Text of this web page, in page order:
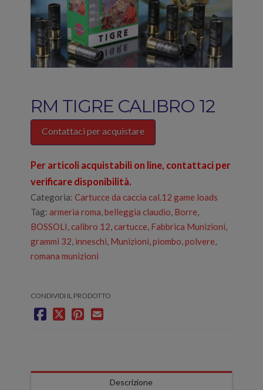
RM TIGRE CALIBRO 12
Contattaci per acquistare
Per articoli acquistabili on line, contattaci per
verificare disponibilità.
Categoria: Cartucce da caccia cal.12 game loads
Tag: armeria roma,belleggia claudio, Borre,
BOSSOLI, calibro 12, cartucce, Fabbrica Munizioni,
grammi 32, inneschi, Munizioni,piombo,polvere,
romana munizioni
CONDIVIDI IL PRODOTTO
Descrizione